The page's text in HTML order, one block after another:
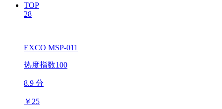
TOP
28
EXCO MSP-011
热度指数100
8.9 分
￥ 25